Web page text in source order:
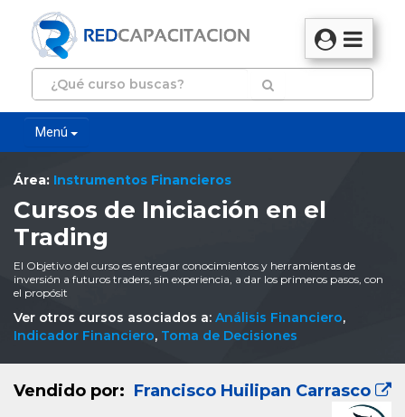
Menú
Área: Instrumentos Financieros
Cursos de Iniciación en el
Trading
El Objetivo del curso es entregar conocimientos y herramientas de
inversión a futuros traders, sin experiencia, a dar los primeros pasos, con
el propósit
Ver otros cursos asociados a: Análisis Financiero,
Indicador Financiero, Toma de Decisiones
Vendido por: Francisco Huilipan Carrasco